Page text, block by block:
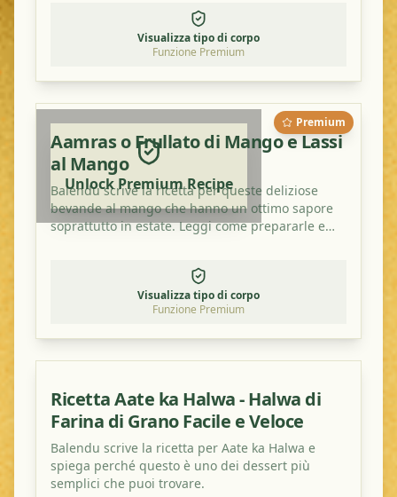
Visualizza tipo di corpo
Funzione Premium
Premium
Unlock Premium Recipe
Aamras o Frullato di Mango e Lassi
al Mango
Balendu scrive la ricetta per queste deliziose
bevande al mango che hanno un ottimo sapore
soprattutto in estate. Leggi come prepararle e
Visualizza tipo di corpo
Funzione Premium
Ricetta Aate ka Halwa - Halwa di
Farina di Grano Facile e Veloce
Balendu scrive la ricetta per Aate ka Halwa e
spiega perché questo è uno dei dessert più
semplici che puoi trovare.